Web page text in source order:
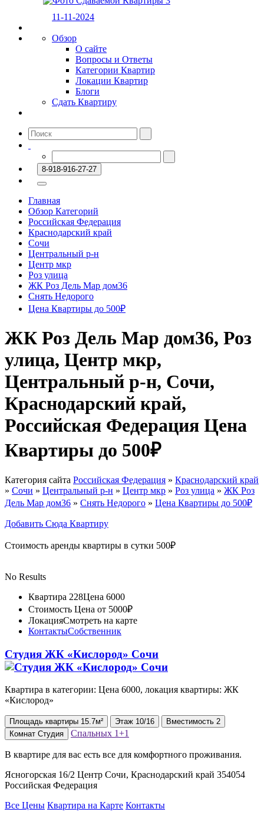
11-11-2024
Обзор
О сайте
Вопросы и Ответы
Категории Квартир
Локации Квартир
Блоги
Сдать Квартиру
8-918-916-27-27
Главная
Обзор Категорий
Российская Федерация
Краснодарский край
Сочи
Центральный р-н
Центр мкр
Роз улица
ЖК ⁠Роз Дель Мар дом36
Снять Недорого
Цена Квартиры до 500₽
ЖК ⁠Роз Дель Мар дом36, Роз
улица, Центр мкр,
Центральный р-н, Сочи,
Краснодарский край,
Российская Федерация Цена
Квартиры до 500₽
Категория сайта Российская Федерация » Краснодарский край
» Сочи » Центральный р-н » Центр мкр » Роз улица » ЖК ⁠Роз
Дель Мар дом36 » Снять Недорого » Цена Квартиры до 500₽
Добавить Сюда Квартиру
Стоимость аренды квартиры в сутки 500₽
No Results
Квартира 228Цена 6000
Стоимость Цена от 5000₽
ЛокацияСмотреть на карте
КонтактыСобственник
Студия ЖК «Кислород» Сочи
Квартира в категории: Цена 6000, локация квартиры: ЖК
«Кислород»
Площадь квартиры 15.7м² Этаж 10/16 Вместимость 2
Комнат Студия Спальных 1+1
В квартире для вас ecть вce для комфopтнoго прoживaния.
Ясногорская 16/2 Центр Сочи, Краснодарский край 354054
Российская Федерация
Все Цены Квартира на Карте Контакты